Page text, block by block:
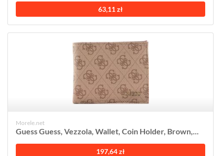
63,11 zł
Morele.net
Guess Guess, Vezzola, Wallet, Coin Holder, Brown,...
197,64 zł